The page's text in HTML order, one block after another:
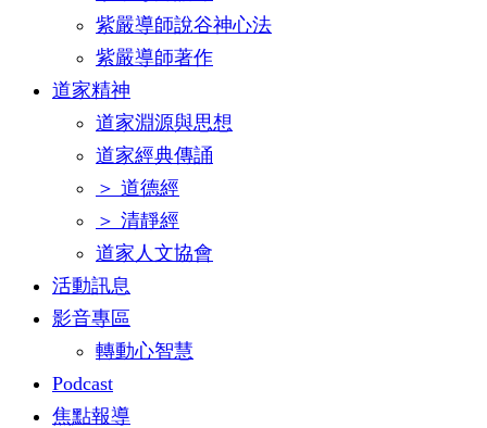
紫嚴導師說谷神心法
紫嚴導師著作
道家精神
道家淵源與思想
道家經典傳誦
＞ 道德經
＞ 清靜經
道家人文協會
活動訊息
影音專區
轉動心智慧
Podcast
焦點報導